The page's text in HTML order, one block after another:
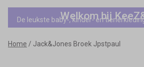
Jack&Jones
Broek
Jpstpaul
Welkom bij
De leukste baby-, kinder- en
Home Jack&Jones Broek Jpstpaul